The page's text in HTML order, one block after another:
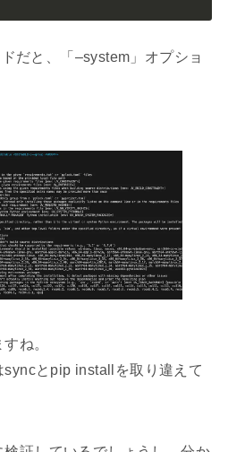
だと、「–system」オプショ
ね。
syncとpip installを取り違えて